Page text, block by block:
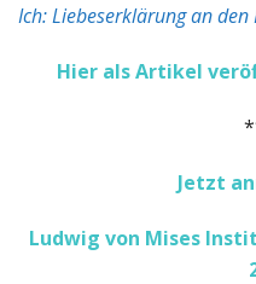
Ich: Liebeserklärung an den
Hier als Artikel
Jetzt
Ludwig von Mises